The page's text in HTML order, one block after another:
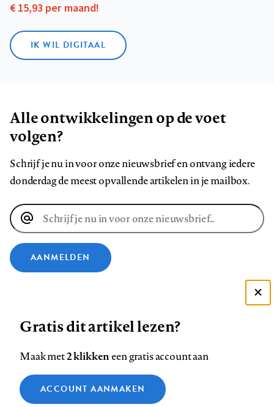
€ 15,93 per maand!
IK WIL DIGITAAL
Alle ontwikkelingen op de voet
volgen?
Schrijf je nu in voor onze nieuwsbrief en ontvang iedere
donderdag de meest opvallende artikelen in je mailbox.
E-
mailadres
AANMELDEN
ons
op
Facebook
ons
op
LinkedIn
ons
op
Bluesky
ons
op
Instagram
ons
op
YouTube
ons
Footer
Contact Colofon Disclaimer Privacy
Medische vragen verdienen
Zie onze cookie policy
Analytische cookies
Gratis dit artikel lezen?
Maak met2 klikkeneen gratis account aan
ACCOUNT AANMAKEN